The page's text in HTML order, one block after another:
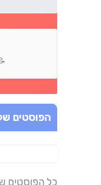
הפוסטים
כל הפוסטים